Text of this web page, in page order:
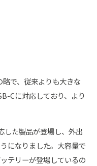
で、従来よりも大きな
Cに対応しており、より
した製品が登場し、外出
になりました。大容量で
テリーが登場しているの